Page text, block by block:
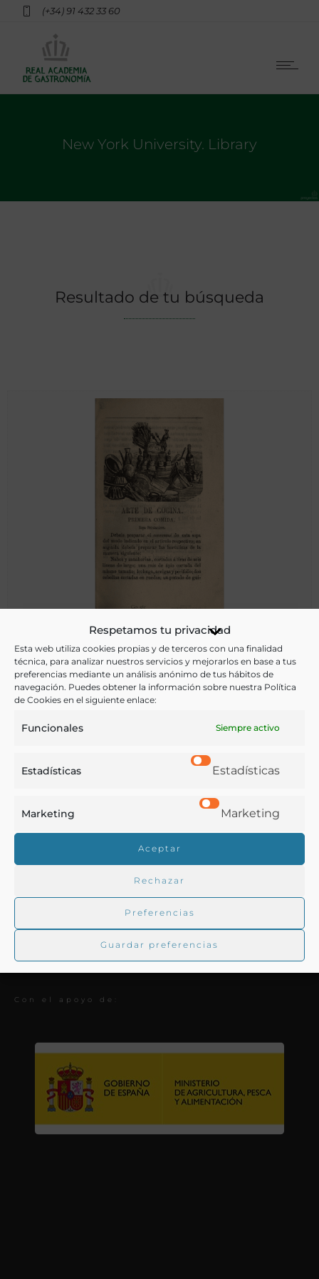
Respetamos tu privacidad
Esta web utiliza cookies propias y de terceros con una finalidad
técnica, para analizar nuestros servicios y mejorarlos en base a tus
preferencias mediante un análisis anónimo de tus hábitos de
navegación. Puedes obtener la información sobre nuestra Política
de Cookies en el siguiente enlace:
Funcionales Siempre activo
Estadísticas Estadísticas
Marketing Marketing
Aceptar
Rechazar
Preferencias
Guardar preferencias
(+34) 91 432 33 60
New York University. Library
Resultado de tu búsqueda
Arte de cocina
[s.l.] - 1899
Real Academia de Gastronomía
Trabajamos para difundir y proteger la cultura
La RAG
Con el apoyo de: